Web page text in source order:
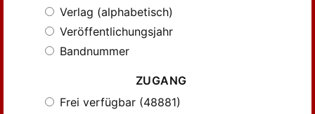
Verlag (alphabetisch)
Veröffentlichungsjahr
Bandnummer
ZUGANG
Frei verfügbar (48881)